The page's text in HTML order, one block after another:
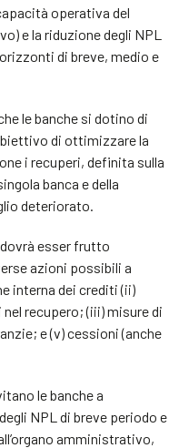
operativa del
e la riduzione degli NPL
di breve, medio e
le banche si dotino di
di ottimizzare la
i recuperi, definita sulla
banca e della
deteriorato.
esser frutto
azioni possibili a
interna dei crediti (ii)
recupero; (iii) misure di
e (v) cessioni (anche
le banche a
NPL di breve periodo e
amministrativo,